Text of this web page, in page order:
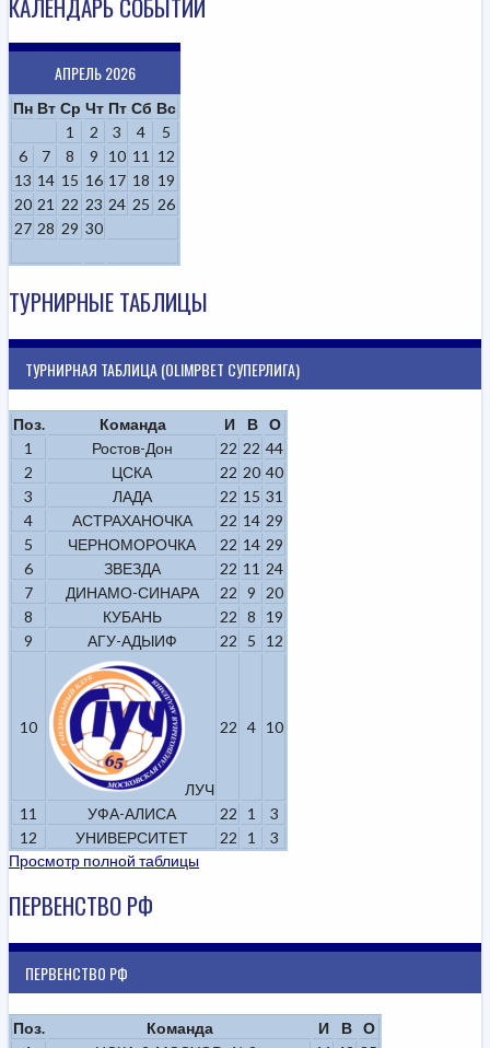
КАЛЕНДАРЬ СОБЫТИЙ
АПРЕЛЬ 2026
Пн Вт Ср Чт Пт Сб Вс
1
2 3 4
5
6
7 8 9 10 11
12
13 14 15 16 17 18 19
20 21 22 23 24 25 26
27 28 29 30
ТУРНИРНЫЕ ТАБЛИЦЫ
ТУРНИРНАЯ ТАБЛИЦА (OLIMPBET СУПЕРЛИГА)
Поз. Команда И В
О
1
Ростов-Дон 22 22 44
2
ЦСКА 22 20 40
3
ЛАДА 22 15 31
4
АСТРАХАНОЧКА 22 14 29
5
ЧЕРНОМОРОЧКА 22 14 29
6
ЗВЕЗДА 22 11 24
7
ДИНАМО-СИНАРА 22 9
20
8
КУБАНЬ 22 8
19
9
АГУ-АДЫИФ 22 5 12
10
ЛУЧ
22 4 10
11 УФА-АЛИСА 22 1
3
12
УНИВЕРСИТЕТ 22 1
3
Просмотр полной таблицы
ПЕРВЕНСТВО РФ
ПЕРВЕНСТВО РФ
Поз. Команда И В
О